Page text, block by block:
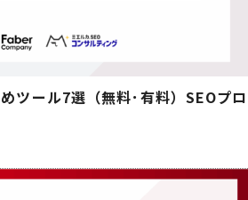
ツール7選（無料･有料）SEOプロ